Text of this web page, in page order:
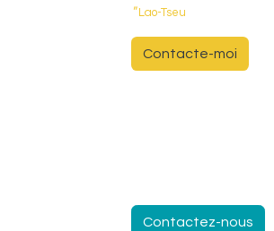
" Lao-Tseu
Cont​​​​​​acte-moi
Contactez-nous